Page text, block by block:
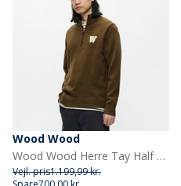
Wood Wood
Wood Wood Herre Tay Half Zip Sweater Desert Palm
Vejl. pris1.199,99 kr.